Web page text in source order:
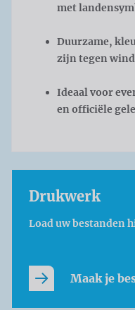
met
Duurzame,
zijn tegen
Ideaal voor
en officiële
Drukwerk
Load uw bestanden
Maak je